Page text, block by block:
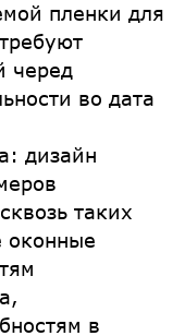
пленки для
черед
во дата
дизайн
таких
оконные
в